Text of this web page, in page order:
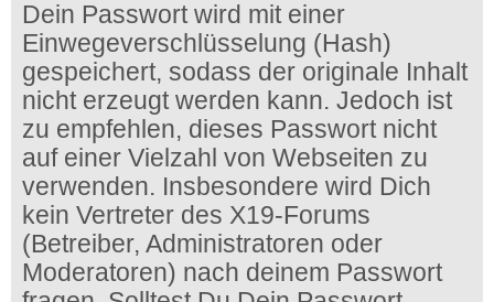
Dein Passwort wird mit einer
Einwegeverschlüsselung (Hash)
gespeichert, sodass der originale Inhalt
nicht erzeugt werden kann. Jedoch ist
zu empfehlen, dieses Passwort nicht
auf einer Vielzahl von Webseiten zu
verwenden. Insbesondere wird Dich
kein Vertreter des X19-Forums
(Betreiber, Administratoren oder
Moderatoren) nach deinem Passwort